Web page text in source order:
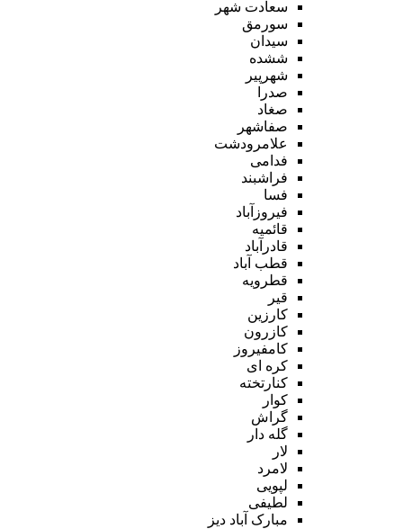
سعادت شهر
سورمق
سیدان
ششده
شهرپیر
صدرا
صغاد
صفاشهر
علامرودشت
فدامی
فراشبند
فسا
فیروزآباد
قائمیه
قادرآباد
قطب آباد
قطرویه
قیر
کارزین
کازرون
کامفیروز
کره ای
کنارتخته
کوار
گراش
گله دار
لار
لامرد
لپویی
لطیفی
مبارک آباد دیز